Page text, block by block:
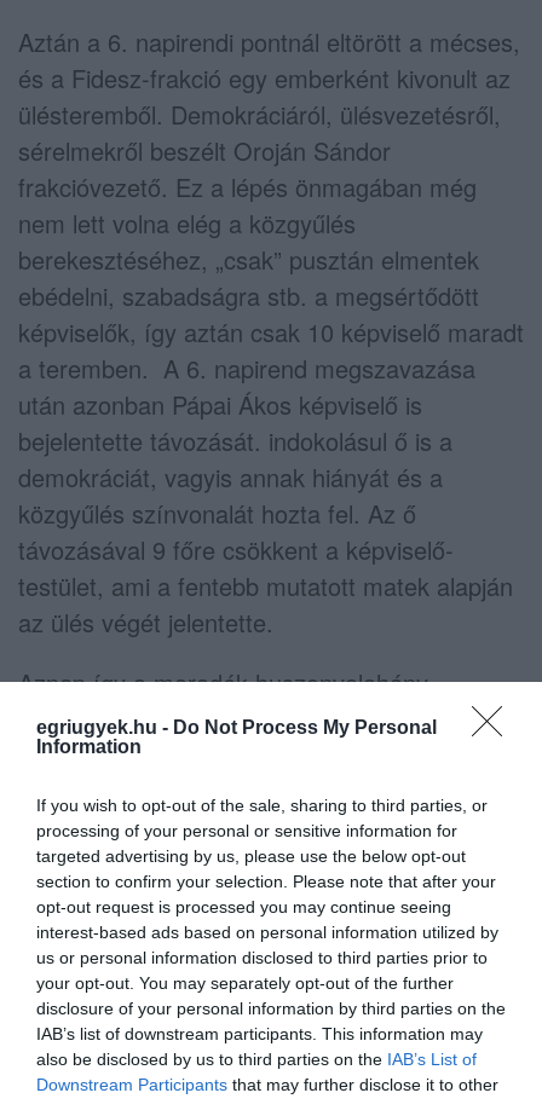
egriugyek.hu - Do Not Process My Personal
Information
If you wish to opt-out of the sale, sharing to third parties, or
processing of your personal or sensitive information for
targeted advertising by us, please use the below opt-out
section to confirm your selection. Please note that after your
opt-out request is processed you may continue seeing
interest-based ads based on personal information utilized by
us or personal information disclosed to third parties prior to
your opt-out. You may separately opt-out of the further
disclosure of your personal information by third parties on the
IAB’s list of downstream participants. This information may
also be disclosed by us to third parties on the IAB’s List of
Downstream Participants that may further disclose it to other
Aztán a 6. napirendi pontnál eltörött a mécses,
és a Fidesz-frakció egy emberként kivonult az
ülésteremből. Demokráciáról, ülésvezetésről,
sérelmekről beszélt Oroján Sándor
frakcióvezető. Ez a lépés önmagában még
nem lett volna elég a közgyűlés
berekesztéséhez, „csak” pusztán elmentek
ebédelni, szabadságra stb. a megsértődött
képviselők, így aztán csak 10 képviselő maradt
a teremben. A 6. napirend megszavazása
után azonban Pápai Ákos képviselő is
bejelentette távozását. indokolásul ő is a
demokráciát, vagyis annak hiányát és a
közgyűlés színvonalát hozta fel. Az ő
távozásával 9 főre csökkent a képviselő-
testület, ami a fentebb mutatott matek alapján
az ülés végét jelentette.
Aznap így a maradék huszonvalahány
napirendi pontot nem tudták megtartani, a
lakossági felszólalás is dugába dőlt. Nem
sikerült határozni így egyebek közt a
parkolóházról, nem sikerült az állatvédők
alapítványának ügyét rendezni, nem sikerült a
műanyaghasználattal kapcsolatos
előterjesztést sem megszavazni.
Azt mindenki vérmérsékletétől függően
eldöntheti, hogy jól tették-e a kivonuló
képviselők, hogy leléptek, igazuk volt, a
sérelmeik valósak voltak-e vagy sem, azonban